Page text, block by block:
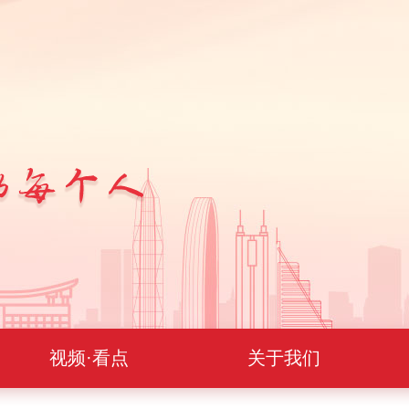
视频·看点 关于我们